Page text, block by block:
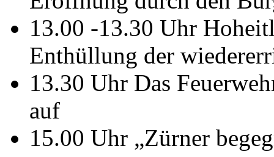
13.00 -13.30 Uhr
Enthüllung der
13.30 Uhr Das
auf
15.00 Uhr „Zürner